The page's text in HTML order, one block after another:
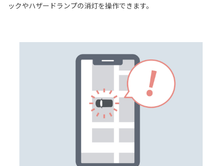
ックやハザードランプの消灯を操作できます。